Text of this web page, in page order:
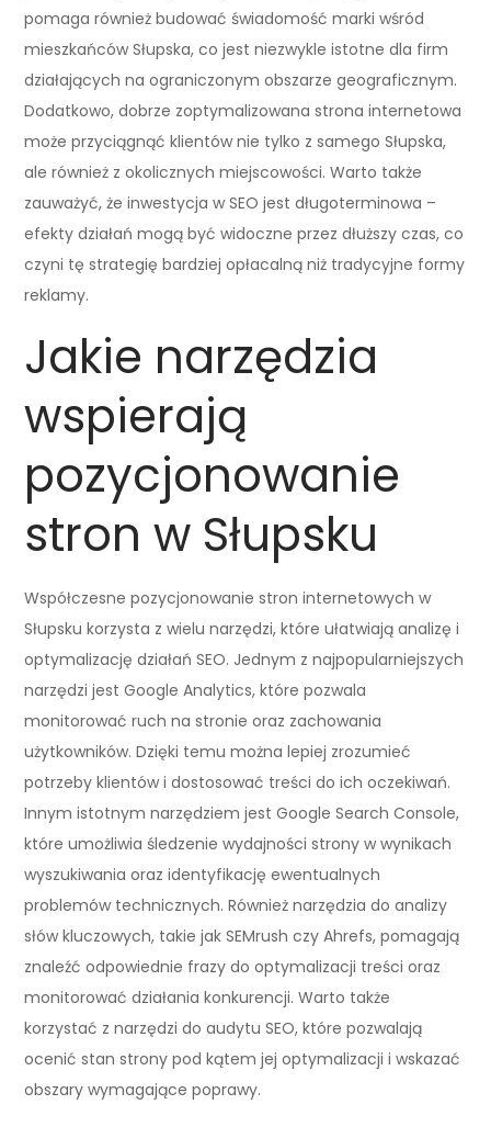
pomaga również budować świadomość marki wśród
mieszkańców Słupska, co jest niezwykle istotne dla firm
działających na ograniczonym obszarze geograficznym.
Dodatkowo, dobrze zoptymalizowana strona internetowa
może przyciągnąć klientów nie tylko z samego Słupska,
ale również z okolicznych miejscowości. Warto także
zauważyć, że inwestycja w SEO jest długoterminowa –
efekty działań mogą być widoczne przez dłuższy czas, co
czyni tę strategię bardziej opłacalną niż tradycyjne formy
reklamy.
Jakie narzędzia
wspierają
pozycjonowanie
stron w Słupsku
Współczesne pozycjonowanie stron internetowych w
Słupsku korzysta z wielu narzędzi, które ułatwiają analizę i
optymalizację działań SEO. Jednym z najpopularniejszych
narzędzi jest Google Analytics, które pozwala
monitorować ruch na stronie oraz zachowania
użytkowników. Dzięki temu można lepiej zrozumieć
potrzeby klientów i dostosować treści do ich oczekiwań.
Innym istotnym narzędziem jest Google Search Console,
które umożliwia śledzenie wydajności strony w wynikach
wyszukiwania oraz identyfikację ewentualnych
problemów technicznych. Również narzędzia do analizy
słów kluczowych, takie jak SEMrush czy Ahrefs, pomagają
znaleźć odpowiednie frazy do optymalizacji treści oraz
monitorować działania konkurencji. Warto także
korzystać z narzędzi do audytu SEO, które pozwalają
ocenić stan strony pod kątem jej optymalizacji i wskazać
obszary wymagające poprawy.